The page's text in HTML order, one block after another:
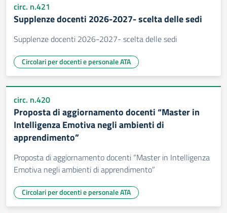
circ. n.421
Supplenze docenti 2026-2027- scelta delle sedi
Supplenze docenti 2026-2027- scelta delle sedi
Circolari per docenti e personale ATA
circ. n.420
Proposta di aggiornamento docenti “Master in
Intelligenza Emotiva negli ambienti di
apprendimento”
Proposta di aggiornamento docenti “Master in Intelligenza
Emotiva negli ambienti di apprendimento”
Circolari per docenti e personale ATA